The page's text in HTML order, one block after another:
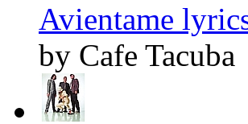
Avientame
by Cafe Tacuba